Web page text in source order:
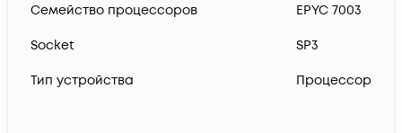
Семейство процессоров EPYC 7003
Socket SP3
Тип устройства Процессор